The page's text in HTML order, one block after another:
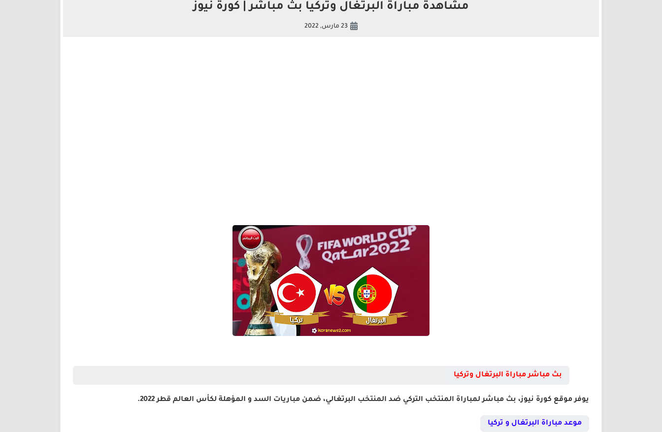
مشاهدة مباراة البرتغال وتركيا بث مباشر | كورة نيوز
23 مارس, 2022
بث مباشر مباراة البرتغال وتركيا
يوفر موقع كورة نيوز، بث مباشر لمباراة المنتخب التركي ضد المنتخب البرتغالي، ضمن مباريات السد و المؤهلة لكأس العالم قطر 2022.
موعد مباراة البرتغال و تركيا